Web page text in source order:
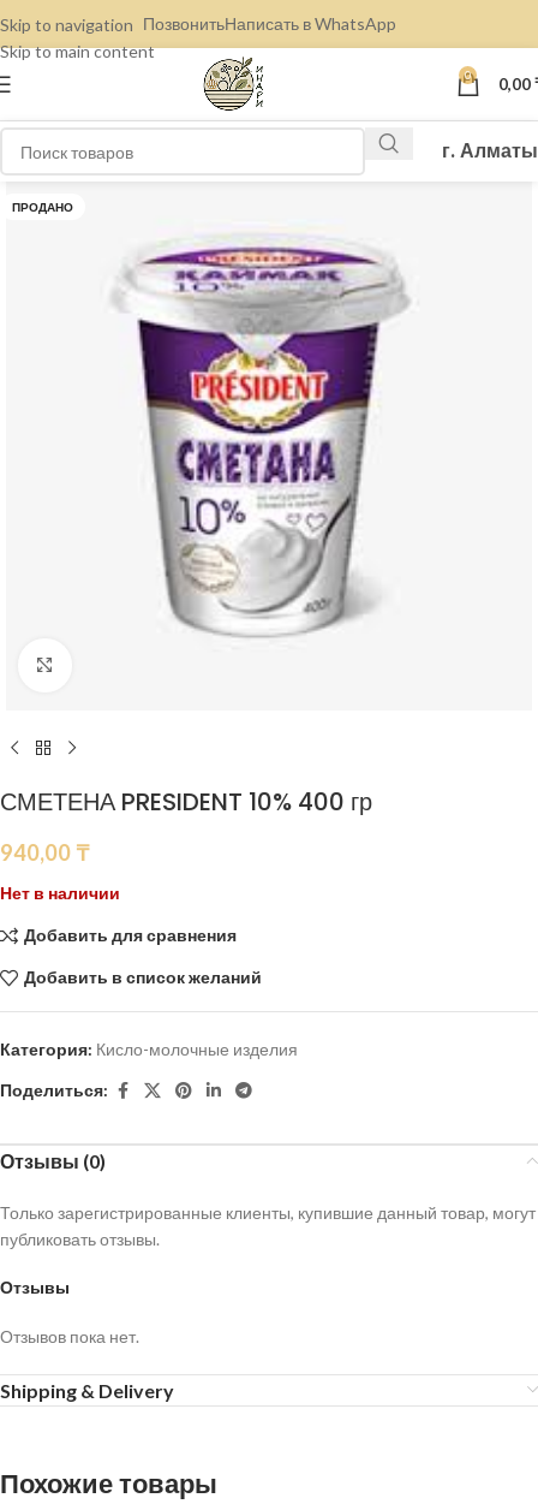
Skip to navigation
Skip to main content
ПозвонитьНаписать в WhatsApp
0 0,00
г. Алматы
ПРОДАНО
СМЕТЕНА PRESIDENT 10% 400 гр
940,00 ₸
Нет в наличии
Добавить для сравнения
Добавить в список желаний
Категория: Кисло-молочные изделия
Поделиться:
Отзывы (0)
Отзывы
Отзывов пока нет.
Только зарегистрированные клиенты, купившие данный товар, могут
публиковать отзывы.
Shipping & Delivery
Похожие товары